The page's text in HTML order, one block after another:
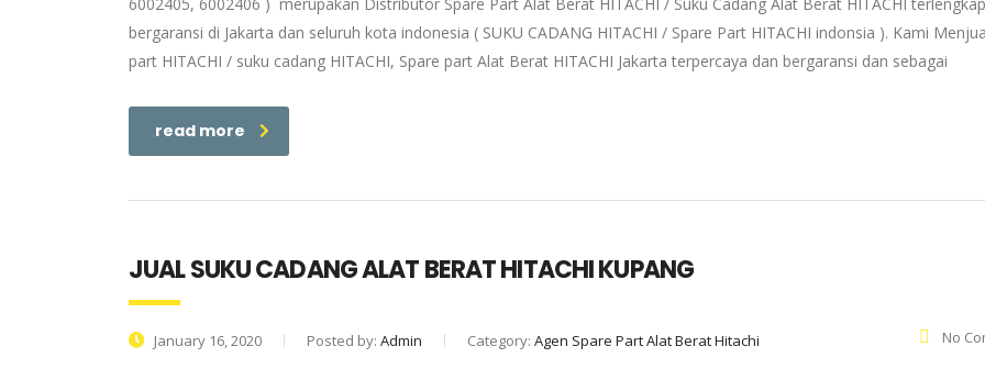
bergaransi di Jakarta dan seluruh kota indonesia ( SUKU CADANG HITACHI / Spare Part HITACHI indonsia ). Kami
part HITACHI / suku cadang HITACHI, Spare part Alat Berat HITACHI Jakarta terpercaya dan bergaransi dan sebagai
read more
JUAL SUKU CADANG ALAT BERAT HITACHI KUPANG
January 16, 2020 Posted by: Admin Category: Agen Spare Part Alat Berat Hitachi No